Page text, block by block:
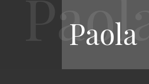
Paola